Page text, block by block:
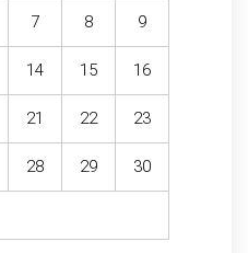
7 8 9
14 15 16
21 22 23
28 29 30